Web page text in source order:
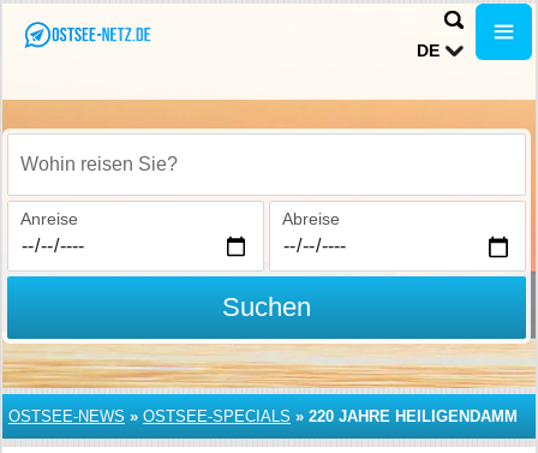
DE
Wohin reisen Sie?
Anreise Abreise
Suchen
OSTSEE-NEWS » OSTSEE-SPECIALS » 220 JAHRE HEILIGENDAMM